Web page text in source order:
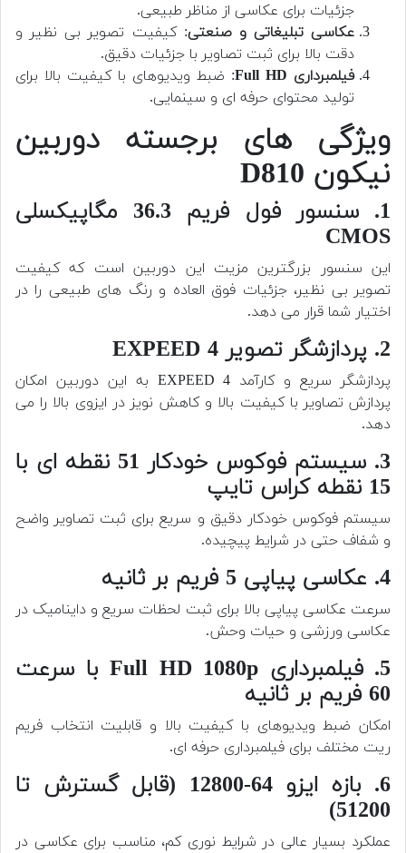
جزئیات برای عکاسی از مناظر طبیعی.
عکاسی تبلیغاتی و صنعتی: کیفیت تصویر بی نظیر و
دقت بالا برای ثبت تصاویر با جزئیات دقیق.
فیلمبرداری Full HD
: ضبط ویدیوهای با کیفیت بالا برای
تولید محتوای حرفه ای و سینمایی.
ویژگی های برجسته دوربین
نیکون D810
1. سنسور فول فریم 36.3 مگاپیکسلی
CMOS
این سنسور بزرگترین مزیت این دوربین است که کیفیت
تصویر بی نظیر، جزئیات فوق العاده و رنگ های طبیعی را در
اختیار شما قرار می دهد.
2. پردازشگر تصویر EXPEED 4
پردازشگر سریع و کارآمد EXPEED 4 به این دوربین امکان
پردازش تصاویر با کیفیت بالا و کاهش نویز در ایزوی بالا را می
دهد.
3. سیستم فوکوس خودکار 51 نقطه ای با
15 نقطه کراس تایپ
سیستم فوکوس خودکار دقیق و سریع برای ثبت تصاویر واضح
و شفاف حتی در شرایط پیچیده.
4. عکاسی پیاپی 5 فریم بر ثانیه
سرعت عکاسی پیاپی بالا برای ثبت لحظات سریع و داینامیک در
عکاسی ورزشی و حیات وحش.
5. فیلمبرداری Full HD 1080p با سرعت
60 فریم بر ثانیه
امکان ضبط ویدیوهای با کیفیت بالا و قابلیت انتخاب فریم
ریت مختلف برای فیلمبرداری حرفه ای.
6. بازه ایزو 64-12800 (قابل گسترش تا
51200)
عملکرد بسیار عالی در شرایط نوری کم، مناسب برای عکاسی در